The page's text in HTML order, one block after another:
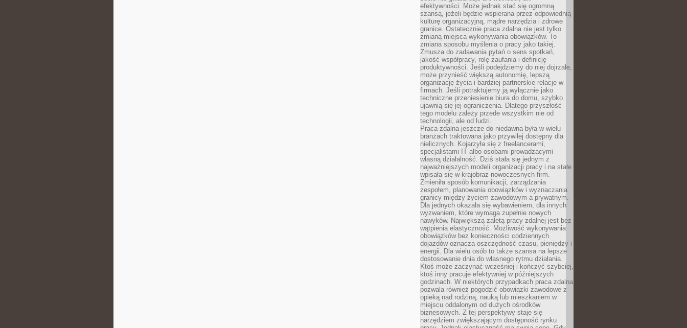
efektywności. Może jednak stać się ogromną
szansą, jeżeli będzie wspierana przez odpowiednią
kulturę organizacyjną, mądre narzędzia i zdrowe
granice. Ostatecznie praca zdalna nie jest tylko
zmianą miejsca wykonywania obowiązków. To
zmiana sposobu myślenia o pracy jako takiej.
Zmusza do zadawania pytań o sens spotkań,
jakość współpracy, rolę zaufania i definicję
produktywności. Jeśli podejdziemy do niej dojrzale,
może przynieść większą autonomię, lepszą
organizację życia i bardziej partnerskie relacje w
firmach. Jeśli potraktujemy ją wyłącznie jako
techniczne przeniesienie biura do domu, szybko
ujawnią się jej ograniczenia. Dlatego przyszłość
tego modelu zależy przede wszystkim nie od
technologii, ale od ludzi.
Praca zdalna jeszcze do niedawna była w wielu
branżach traktowana jako przywilej dostępny dla
nielicznych. Kojarzyła się z freelancerami,
specjalistami IT albo osobami prowadzącymi
własną działalność. Dziś stała się jednym z
najważniejszych modeli organizacji pracy i na stałe
wpisała się w krajobraz nowoczesnych firm.
Zmieniła sposób komunikacji, zarządzania
zespołem, planowania obowiązków i wyznaczania
granicy między życiem zawodowym a prywatnym.
Dla jednych okazała się wybawieniem, dla innych
wyzwaniem, które wymaga zupełnie nowych
nawyków. Największą zaletą pracy zdalnej jest bez
wątpienia elastyczność. Możliwość wykonywania
obowiązków bez konieczności codziennych
dojazdów oznacza oszczędność czasu, pieniędzy i
energii. Dla wielu osób to także szansa na lepsze
dostosowanie dnia do własnego rytmu działania.
Ktoś może zaczynać wcześniej i kończyć szybciej,
ktoś inny pracuje efektywniej w późniejszych
godzinach. W niektórych przypadkach praca zdalna
pozwala również pogodzić obowiązki zawodowe z
opieką nad rodziną, nauką lub mieszkaniem w
miejscu oddalonym od dużych ośrodków
biznesowych. Z tej perspektywy staje się
narzędziem zwiększającym dostępność rynku